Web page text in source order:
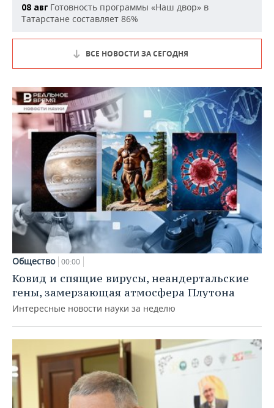
08 авг Готовность программы «Наш двор» в
Татарстане составляет 86%
ВСЕ НОВОСТИ ЗА СЕГОДНЯ
Общество 00:00
Ковид и спящие вирусы, неандертальские
гены, замерзающая атмосфера Плутона
Интересные новости науки за неделю